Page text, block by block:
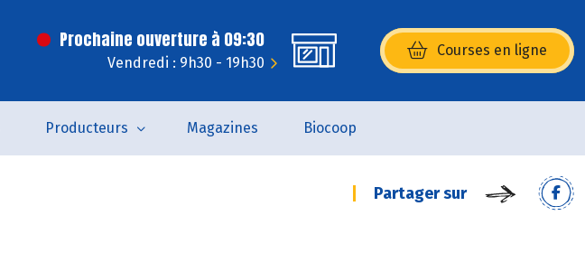
Prochaine ouverture à 09:30
Vendredi : 9h30 - 19h30
Courses en ligne
(s’ouvre dans une nouvelle
Producteurs Magazines Biocoop
Partager sur